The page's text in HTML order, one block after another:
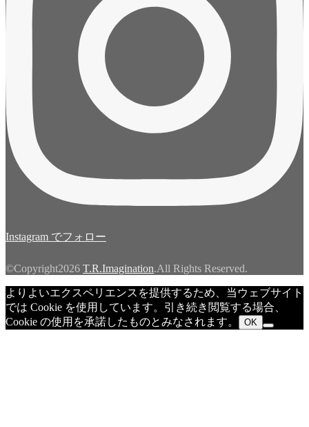
Instagram でフォロー
©Copyright2026 T.R.Imagination.All Rights Reserved.
よりよいエクスペリエンスを提供するため、当ウェブサイト
では Cookie を使用しています。引き続き閲覧する場合、
Cookie の使用を承諾したものとみなされます。
OK